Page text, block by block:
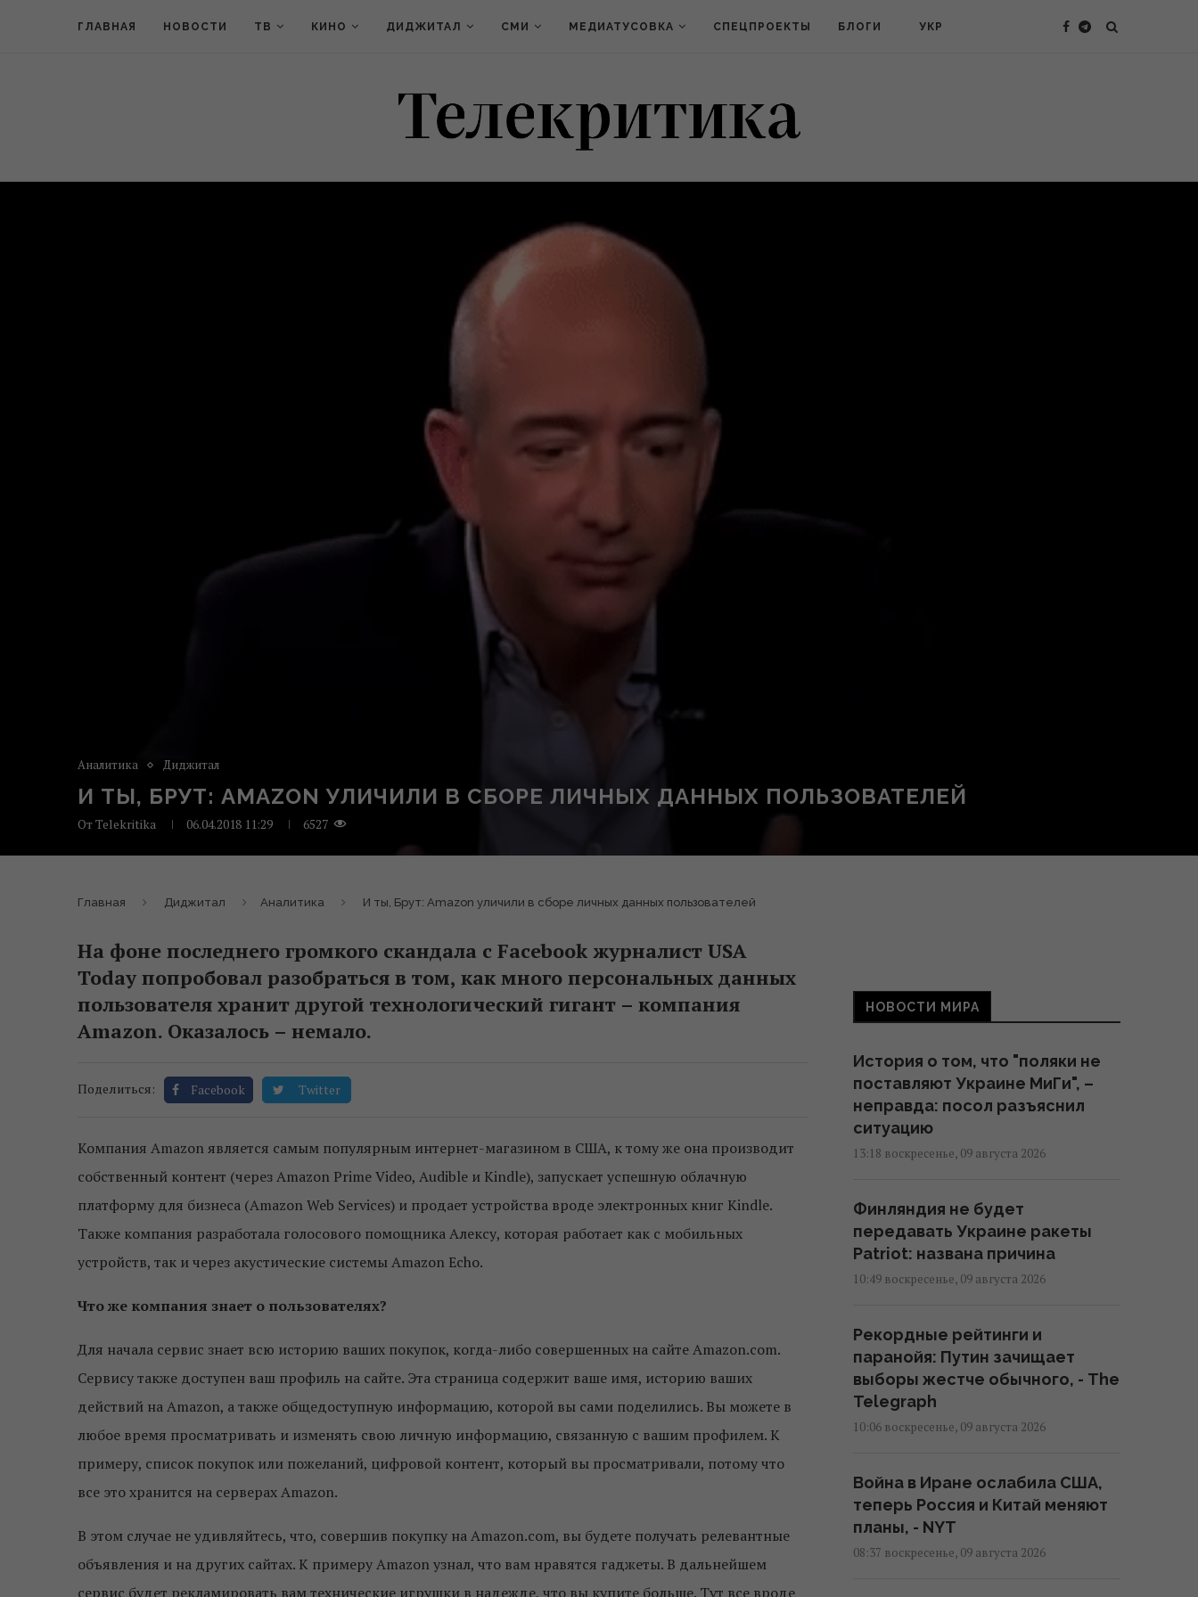
ГЛАВНАЯ НОВОСТИ ТВ КИНО ДИДЖИТАЛ СМИ МЕДИАТУСОВКА СПЕЦПРОЕКТЫ БЛОГИ УКР
Аналитика Диджитал
И ТЫ, БРУТ: AMAZON УЛИЧИЛИ В СБОРЕ ЛИЧНЫХ ДАННЫХ ПОЛЬЗОВАТЕЛЕЙ
ОтTelekritika 06.04.2018 11:29 6527
Главная Диджитал Аналитика И ты, Брут: Amazon уличили в сборе личных данных пользователей
На фоне последнего громкого скандала с Facebook журналист USA
Today попробовал разобраться в том, как много персональных данных
пользователя хранит другой технологический гигант – компания
Amazon. Оказалось – немало.
Поделиться: Facebook Twitter
Компания Amazon является самым популярным интернет-магазином в США, к тому же она производит
собственный контент (через Amazon Prime Video, Audible и Kindle), запускает успешную облачную
платформу для бизнеса (Amazon Web Services) и продает устройства вроде электронных книг Kindle.
Также компания разработала голосового помощника Алексу, которая работает как с мобильных
устройств, так и через акустические системы Amazon Echo.
Что же компания знает о пользователях?
Для начала сервис знает всю историю ваших покупок, когда-либо совершенных на сайте Amazon.com.
Сервису также доступен ваш профиль на сайте. Эта страница содержит ваше имя, историю ваших
действий на Amazon, а также общедоступную информацию, которой вы сами поделились. Вы можете в
любое время просматривать и изменять свою личную информацию, связанную с вашим профилем. К
примеру, список покупок или пожеланий, цифровой контент, который вы просматривали, потому что
все это хранится на серверах Amazon.
В этом случае не удивляйтесь, что, совершив покупку на Amazon.com, вы будете получать релевантные
объявления и на других сайтах. К примеру Amazon узнал, что вам нравятся гаджеты. В дальнейшем
сервис будет рекламировать вам технические игрушки в надежде, что вы купите больше. Тут все вроде
НОВОСТИ МИРА
История о том, что "поляки не
поставляют Украине МиГи", –
неправда: посол разъяснил
ситуацию
13:18 воскресенье, 09 августа 2026
Финляндия не будет
передавать Украине ракеты
Patriot: названа причина
10:49 воскресенье, 09 августа 2026
Рекордные рейтинги и
паранойя: Путин зачищает
выборы жестче обычного, - The
Telegraph
10:06 воскресенье, 09 августа 2026
Война в Иране ослабила США,
теперь Россия и Китай меняют
планы, - NYT
08:37 воскресенье, 09 августа 2026